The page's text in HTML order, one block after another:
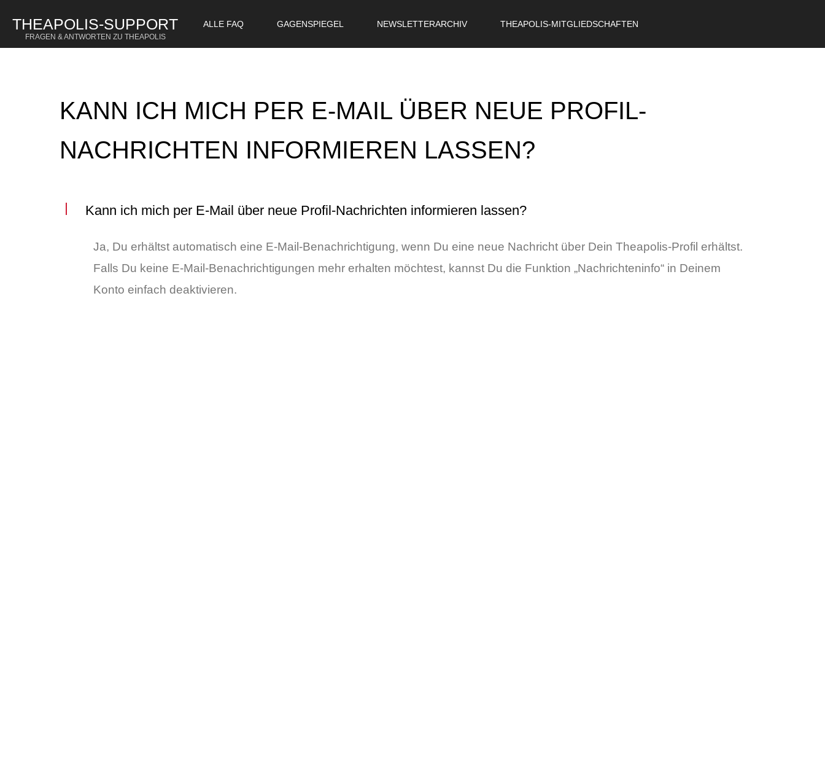
KANN ICH MICH PER E-MAIL ÜBER NEUE PROFIL-
NACHRICHTEN INFORMIEREN LASSEN?
Kann ich mich per E-Mail über neue Profil-Nachrichten informieren lassen?
Ja, Du erhältst automatisch eine E-Mail-Benachrichtigung, wenn Du eine neue Nachricht über Dein Theapolis-Profil erhältst.
Falls Du keine E-Mail-Benachrichtigungen mehr erhalten möchtest, kannst Du die Funktion „Nachrichteninfo“ in Deinem
Konto einfach deaktivieren.
Password
THEAPOLIS-SUPPORT
FRAGEN & ANTWORTEN ZU THEAPOLIS
ALLE FAQ GAGENSPIEGEL NEWSLETTERARCHIV THEAPOLIS-MITGLIEDSCHAFTEN